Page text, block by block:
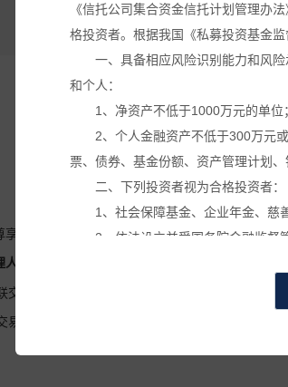
《信托公司集合资金信托计划管理办
格投资者。根据我国《私募投资基金
一、具备相应风险识别能力和风
和个人：
1、净资产不低于1000万元的单位；
2、个人金融资产不低于300万元
票、债券、基金份额、资产管理计划
二、下列投资者视为合格投资者：
1、社会保障基金、企业年金、慈
2、依法设立并受国务院金融监督
本网站所载的各种信息和数据等
万葵公告
时间
21号家族私募证券投资基金】拟按照本基金合同
的【万葵
交易的特殊决策机制，已建立不得利用关联交易
易事项不存在利益输送、内幕交易或操作市场等